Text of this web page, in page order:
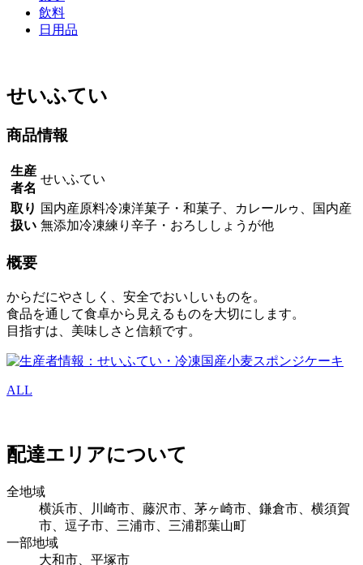
飲料
日用品
せいふてい
商品情報
生産
者名
せいふてい
取り
扱い
国内産原料冷凍洋菓子・和菓子、カレールゥ、国内産
無添加冷凍練り辛子・おろししょうが他
概要
からだにやさしく、安全でおいしいものを。
食品を通して食卓から見えるものを大切にします。
目指すは、美味しさと信頼です。
ALL
配達エリアについて
全地域
横浜市、川崎市、藤沢市、茅ヶ崎市、鎌倉市、横須賀
市、逗子市、三浦市、三浦郡葉山町
一部地域
大和市、平塚市